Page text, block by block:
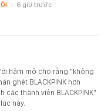
- 6 giờ trước
hâm mộ cho rằng "không
ghét BLACKPINK hơn
các thành viên BLACKPINK"
này.